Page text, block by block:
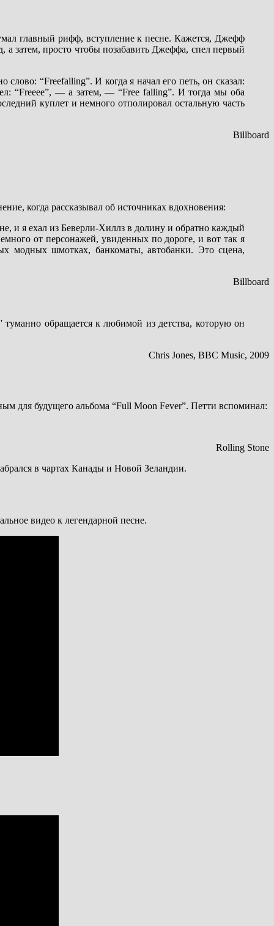
главный рифф, вступление к песне. Кажется, Джефф
а затем, просто чтобы позабавить Джеффа, спел первый
“Freefalling”. И когда я начал его петь, он сказал:
“Freeee”, — а затем, — “Free falling”. И тогда мы оба
куплет и немного отполировал остальную часть
Billboard
когда рассказывал об источниках вдохновения:
и я ехал из Беверли-Хиллз в долину и обратно каждый
от персонажей, увиденных по дороге, и вот так я
модных шмотках, банкоматы, автобанки. Это сцена,
Billboard
туманно обращается к любимой из детства, которую он
Chris Jones, BBC Music, 2009
для будущего альбома “Full Moon Fever”. Петти вспоминал:
Rolling Stone
в чартах Канады и Новой Зеландии.
видео к легендарной песне.